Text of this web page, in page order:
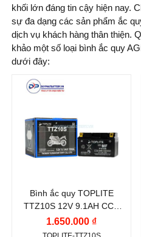
khối lớn đáng tin cậy hiện nay.
sự đa dạng các sản phẩm ắc
dịch vụ khách hàng thân thiện.
khảo một số loại bình ắc quy
dưới đây:
Thương hiệu ắc quy:
Điện thế (V):
Dòng khởi động CCA
(A):
Công nghệ: AGM
(Absorbent Glass
Bình ắc quy TOPLITE
TTZ10S 12V 9.1AH CCA
190A
1.650.000 ₫